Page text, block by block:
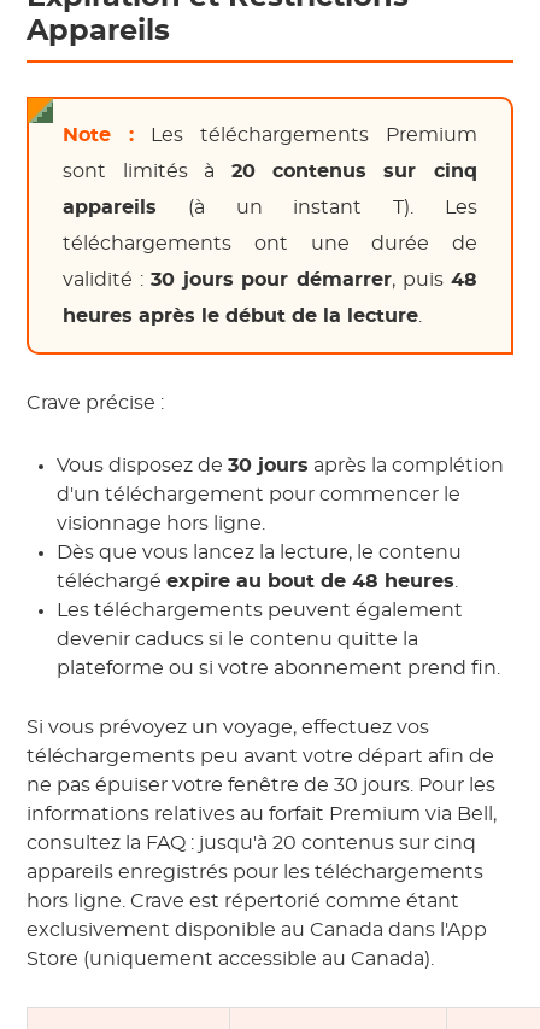
Appareils
Note : Les téléchargements Premium
sont limités à 20 contenus sur cinq
appareils (à un instant T). Les
téléchargements ont une durée de
validité : 30 jours pour démarrer, puis 48
heures après le début de la lecture.
Crave précise :
Vous disposez de30 jours après la complétion
d'un téléchargement pour commencer le
visionnage hors ligne.
Dès que vous lancez la lecture, le contenu
téléchargéexpire au bout de 48 heures.
Les téléchargements peuvent également
devenir caducs si le contenu quitte la
plateforme ou si votre abonnement prend fin.
Si vous prévoyez un voyage, effectuez vos
téléchargements peu avant votre départ afin de
ne pas épuiser votre fenêtre de 30 jours. Pour les
informations relatives au forfait Premium via Bell,
consultez la FAQ : jusqu'à 20 contenus sur cinq
appareils enregistrés pour les téléchargements
hors ligne. Crave est répertorié comme étant
exclusivement disponible au Canada dans l'App
Store (uniquement accessible au Canada).